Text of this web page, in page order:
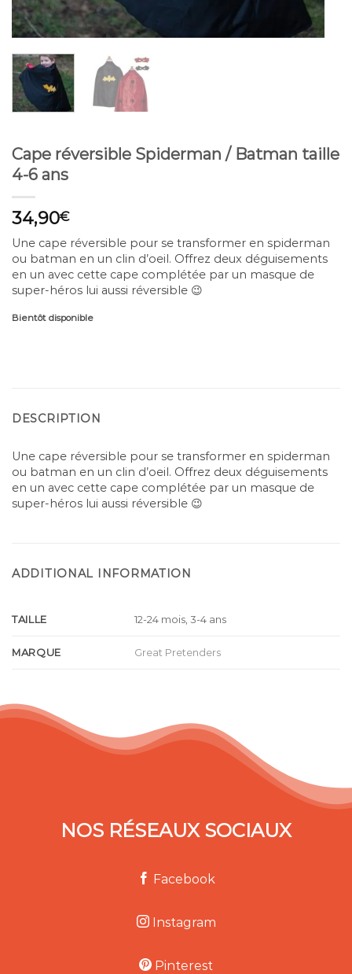
Cape réversible Spiderman / Batman taille
4-6 ans
34,90€
Une cape réversible pour se transformer en spiderman
ou batman en un clin d’oeil. Offrez deux déguisements
en un avec cette cape complétée par un masque de
super-héros lui aussi réversible 😉
Bientôt disponible
DESCRIPTION
Une cape réversible pour se transformer en spiderman
ou batman en un clin d’oeil. Offrez deux déguisements
en un avec cette cape complétée par un masque de
super-héros lui aussi réversible 😉
ADDITIONAL INFORMATION
TAILLE 12-24 mois, 3-4 ans
MARQUE Great Pretenders
NOS RÉSEAUX SOCIAUX
Facebook
Instagram
Pinterest